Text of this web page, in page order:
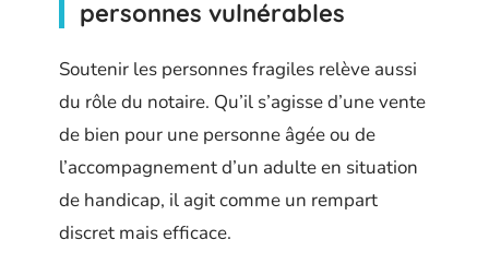
personnes vulnérables
Soutenir les personnes fragiles relève aussi
du rôle du notaire. Qu’il s’agisse d’une vente
de bien pour une personne âgée ou de
l’accompagnement d’un adulte en situation
de handicap, il agit comme un rempart
discret mais efficace.